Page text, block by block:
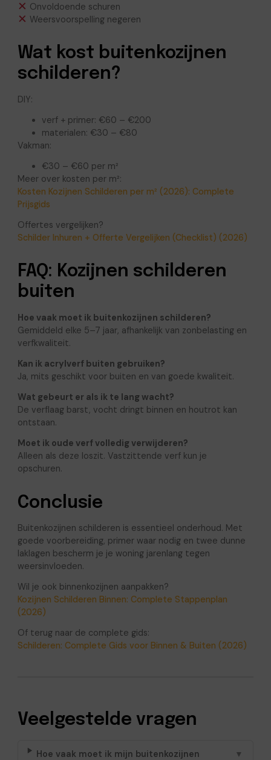
Onvoldoende schuren
Weersvoorspelling negeren
Wat kost buitenkozijnen
schilderen?
DIY:
verf + primer: €60 – €200
materialen: €30 – €80
Vakman:
€30 – €60 per m²
Meer over kosten per m²:
Kosten Kozijnen Schilderen per m² (2026): Complete
Prijsgids
Offertes vergelijken?
Schilder Inhuren + Offerte Vergelijken (Checklist) (2026)
FAQ: Kozijnen schilderen
buiten
Hoe vaak moet ik buitenkozijnen schilderen?
Gemiddeld elke 5–7 jaar, afhankelijk van zonbelasting en
verfkwaliteit.
Kan ik acrylverf buiten gebruiken?
Ja, mits geschikt voor buiten en van goede kwaliteit.
Wat gebeurt er als ik te lang wacht?
De verflaag barst, vocht dringt binnen en houtrot kan
ontstaan.
Moet ik oude verf volledig verwijderen?
Alleen als deze loszit. Vastzittende verf kun je
opschuren.
Conclusie
Buitenkozijnen schilderen is essentieel onderhoud. Met
goede voorbereiding, primer waar nodig en twee dunne
laklagen bescherm je je woning jarenlang tegen
weersinvloeden.
Wil je ook binnenkozijnen aanpakken?
Kozijnen Schilderen Binnen: Complete Stappenplan
(2026)
Of terug naar de complete gids:
Schilderen: Complete Gids voor Binnen & Buiten (2026)
Veelgestelde vragen
Hoe vaak moet ik mijn buitenkozijnen
▼